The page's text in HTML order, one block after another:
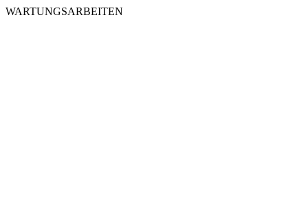
WARTUNGSARBEITEN